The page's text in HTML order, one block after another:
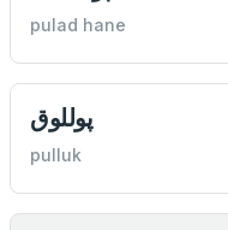
pulad hane
پوللوق
pulluk